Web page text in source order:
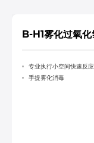
B-H1雾化过氧
专业执行小空间快速反应
手提雾化消毒